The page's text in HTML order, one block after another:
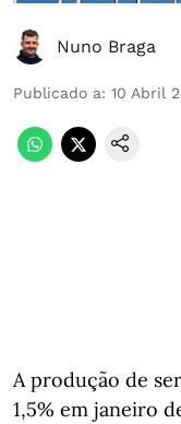
Nuno Braga
Publicado a: 10 Abril
A produção de
1,5% em janeiro